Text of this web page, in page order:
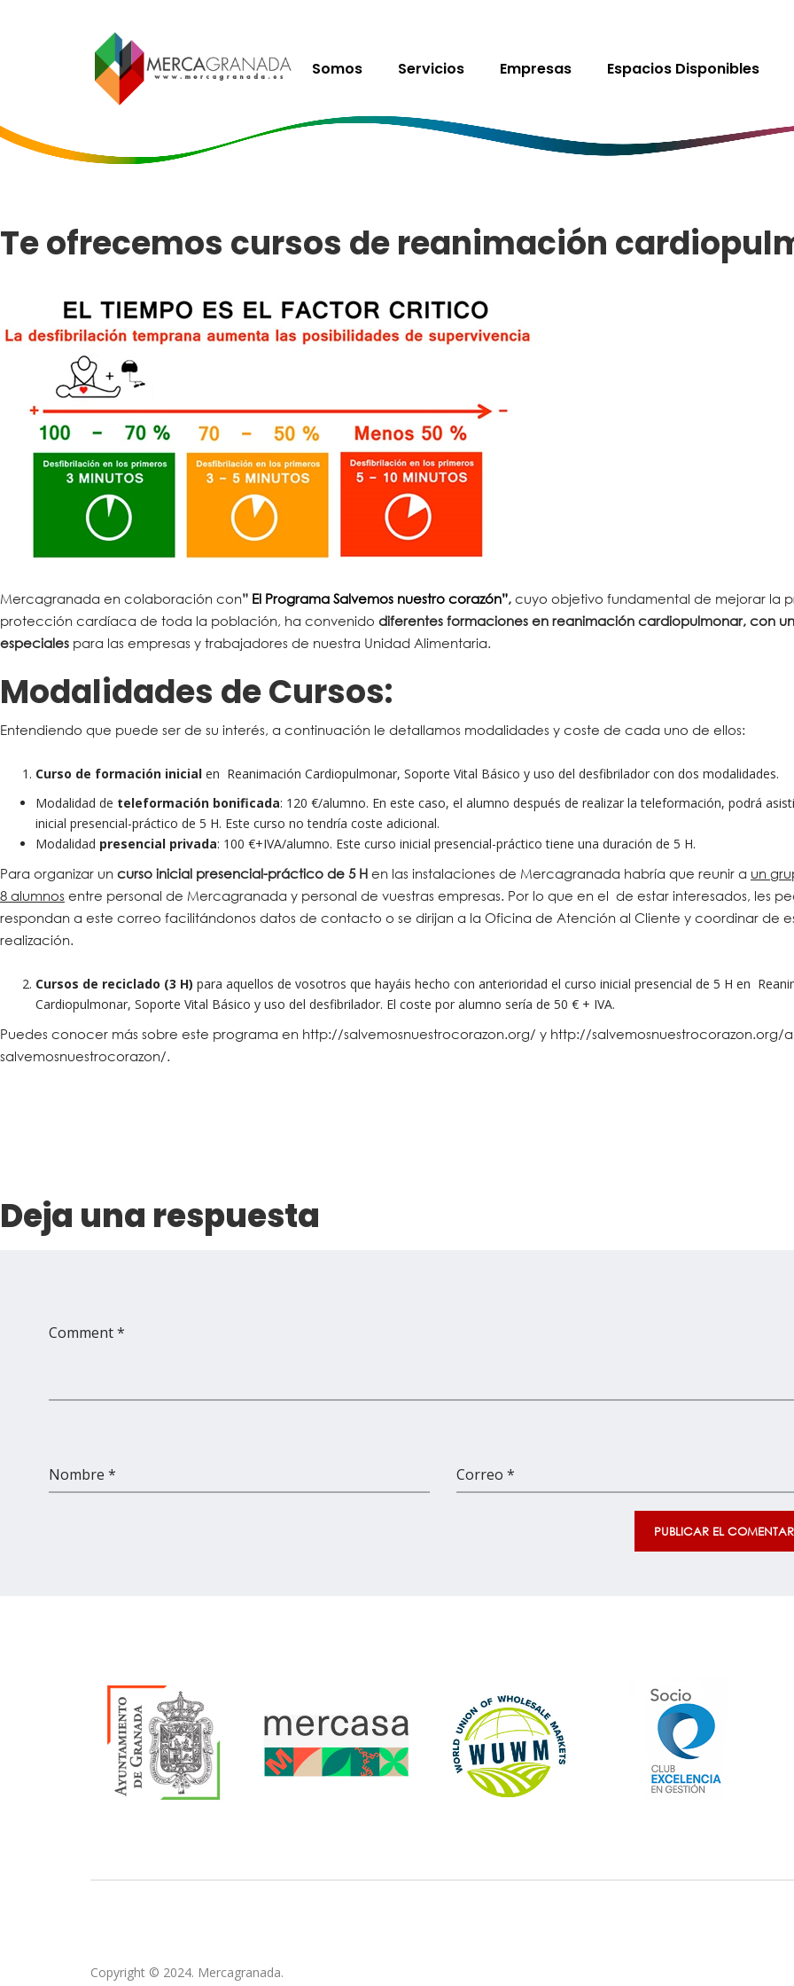
Somos Servicios Empresas Espacios Disponibles
Te ofrecemos cursos de reanimación
Mercagranada en colaboración con” El Programa Salvemos nuestro corazón”, cuyo objetivo fundamental de mejorar la
protección cardíaca de toda la población, ha convenido diferentes formaciones en reanimación cardiopulmonar, con
especiales para las empresas y trabajadores de nuestra Unidad Alimentaria.
Modalidades de Cursos:
Entendiendo que puede ser de su interés, a continuación le detallamos modalidades y coste de cada uno de ellos:
Curso de formación inicial en Reanimación Cardiopulmonar, Soporte Vital Básico y uso del desfibrilador con dos modalidades.
Modalidad de teleformación bonificada: 120 €/alumno. En este caso, el alumno después de realizar la teleformación, podrá
inicial presencial-práctico de 5 H. Este curso no tendría coste adicional.
Modalidad presencial privada: 100 €+IVA/alumno. Este curso inicial presencial-práctico tiene una duración de 5 H.
Para organizar un curso inicial presencial-práctico de 5 H en las instalaciones de Mercagranada habría que reunir a un
8 alumnos entre personal de Mercagranada y personal de vuestras empresas. Por lo que en el de estar interesados, les
respondan a este correo facilitándonos datos de contacto o se dirijan a la Oficina de Atención al Cliente y coordinar de
realización.
Cursos de reciclado (3 H) para aquellos de vosotros que hayáis hecho con anterioridad el curso inicial presencial de 5 H en
Cardiopulmonar, Soporte Vital Básico y uso del desfibrilador. El coste por alumno sería de 50 € + IVA.
Puedes conocer más sobre este programa en http://salvemosnuestrocorazon.org/ y http://salvemosnuestrocorazon.org/
salvemosnuestrocorazon/.
Deja una respuesta
Comment *
Nombre * Correo *
PUBLICAR EL
Copyright © 2024. Mercagranada.